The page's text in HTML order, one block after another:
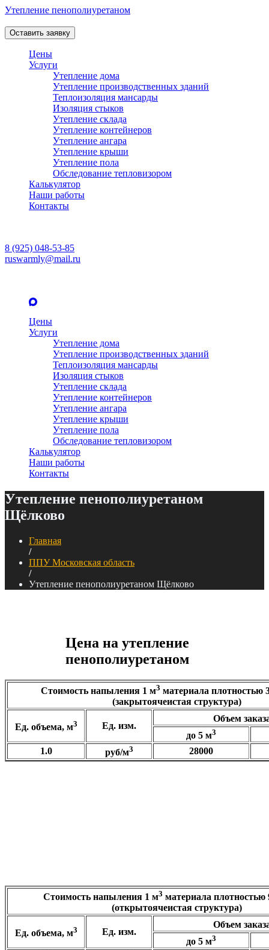
Утепление пенополиуретаном
Оставить заявку
Цены
Услуги
Утепление дома
Утепление производственных зданий
Теплоизоляция мансарды
Изоляция стыков
Утепление склада
Утепление контейнеров
Утепление ангара
Утепление крыши
Утепление пола
Обследование тепловизором
Калькулятор
Наши работы
Контакты
8 (925) 048-53-85
ruswarmly@mail.ru
Цены
Услуги
Утепление дома
Утепление производственных зданий
Теплоизоляция мансарды
Изоляция стыков
Утепление склада
Утепление контейнеров
Утепление ангара
Утепление крыши
Утепление пола
Обследование тепловизором
Калькулятор
Наши работы
Контакты
Утепление пенополиуретаном
Щёлково
Главная
/
ППУ Московская область
/
Утепление пенополиуретаном Щёлково
Цена на утепление
пенополиуретаном
Стоимость напыления 1 м3 материала плотностью
(закрытоячеистая структура)
Ед. объема, м3 Ед. изм.
Объем
до 5 м3
1.0 руб/м3
28000
Стоимость напыления 1 м3 материала плотностью
(открытоячеистая структура)
Ед. объема, м3 Ед. изм.
Объем
до 5 м3